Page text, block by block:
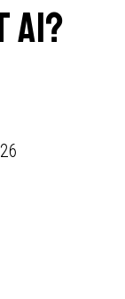
AI?